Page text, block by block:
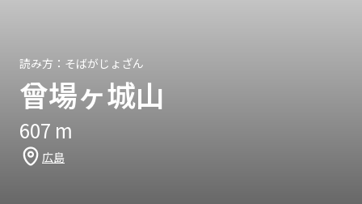
読み方： そばがじょざん
曾場ヶ城山
607 m
広島